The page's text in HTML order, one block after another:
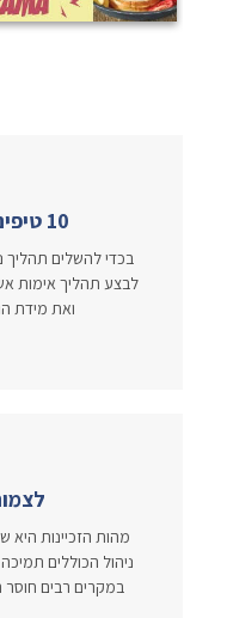
10 טיפים לזכיינות מנצחת
בכדי להשלים תהליך
לבצע תהליך אימות
ואת מידת
מהות הזכיינות היא
ניהול הכוללים
במקרים רבים